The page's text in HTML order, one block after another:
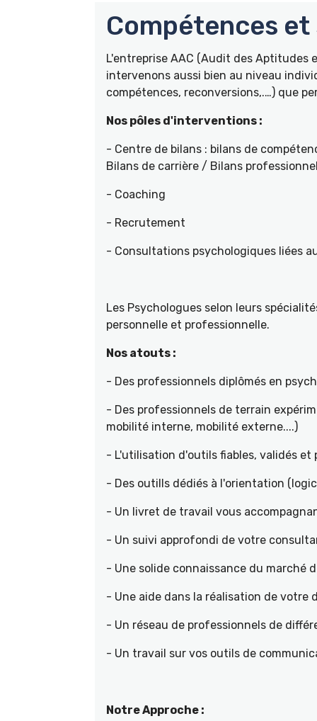
Compétences
L'entreprise AAC (Audit des Aptitudes
intervenons aussi bien au niveau
compétences, reconversions,.…) que
Nos pôles d'interventions :
- Centre de bilans : bilans de
Bilans de carrière / Bilans
- Coaching
- Recrutement
- Consultations psychologiques liées
Les Psychologues selon leurs
personnelle et professionnelle.
Nos atouts :
- Des professionnels diplômés en
- Des professionnels de terrain
mobilité interne, mobilité externe....)
- L'utilisation d'outils fiables, validés et
- Des outills dédiés à l'orientation
- Un livret de travail vous
- Un suivi approfondi de votre
- Une solide connaissance du marché
- Une aide dans la réalisation de votre
- Un réseau de professionnels de
- Un travail sur vos outils de
Notre Approche :